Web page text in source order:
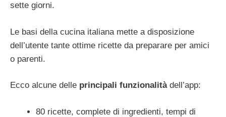
sette giorni.
Le basi della cucina italiana mette a disposizione
dell’utente tante ottime ricette da preparare per amici
o parenti.
Ecco alcune delle principali funzionalitàdell’app:
80 ricette, complete di ingredienti, tempi di